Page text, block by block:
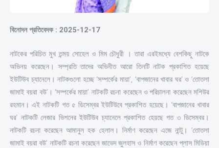
বিনোদন প্রতিবেদক : 2025-12-17
নাটকের পরিচিত মুখ তন্ময় সোহেল ও মিম চৌধুরী । তারা এরইমধ্যে বেশকিছু নাটকে
অভিনয় করেছেন। সম্প্রতি তাদের অভিনীত আরো তিনটি নাটক প্রকাশিত হয়েছে
ইউটিউব চ্যানেলে। নাটকগুলো হচ্ছে ‘সম্পর্কের মায়া’, ‘বাপজানের খাবার ঘর’ ও ‘তোতলা
জামাই বয়রা বউ’। ‘সম্পর্কের মায়া’ নাটকটি রচনা করেছেন ও পরিচালনা করেছেন মশিউর
রহমান। এই নাটকটি গত ৫ ডিসেম্বর ইউটিউবে প্রকাশিত হয়েছে। ‘বাপজানের খাবার
ঘর’ নাটকটি লেজার ভিশনের ইউটিউব চ্যানেলে প্রকাশিত হেয়ছে গত ৩ ডিসেম্বর।
নাটকটি রচনা করেছেন আমানুল হক হেলাল। নির্মাণ করেছেন এজে নান্টু। ‘তোতলা
জামাই বয়রা বউ’ নাটকটি রচনা করেছেন জাভেদ জুলহাস ও নির্মাণ করেছেন প্লাস মিডিয়া